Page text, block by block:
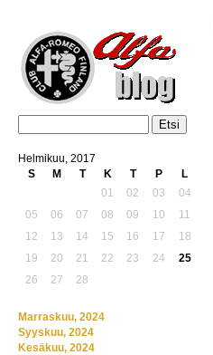
Helmikuu, 2017
S
M T K T P
L
01
02 03
04
05
06 07 08 09 10
11
12
13 14 15 16 17
18
19
20 21 22 23 24
25
26
27 28
Marraskuu, 2024
Syyskuu, 2024
Kesäkuu, 2024